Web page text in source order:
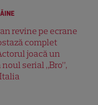
revine pe ecrane
complet
joacă un
serial „Bro”,